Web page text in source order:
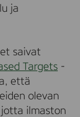
ja
saivat
Targets -
että
olevan
jotta ilmaston